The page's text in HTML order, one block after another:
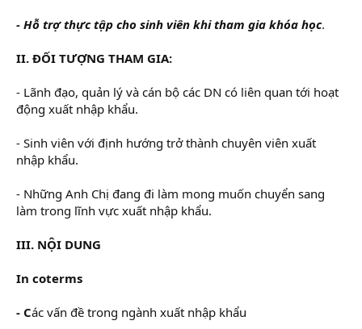
- Hỗ trợ thực tập cho sinh viên khi tham gia khóa học.
II. ĐỐI TƯỢNG THAM GIA:
- Lãnh đạo, quản lý và cán bộ các DN có liên quan tới hoạt
động xuất nhập khẩu.
- Sinh viên với định hướng trở thành chuyên viên xuất
nhập khẩu.
- Những Anh Chị đang đi làm mong muốn chuyển sang
làm trong lĩnh vực xuất nhập khẩu.
III. NỘI DUNG
In coterms
- Các vấn đề trong ngành xuất nhập khẩu